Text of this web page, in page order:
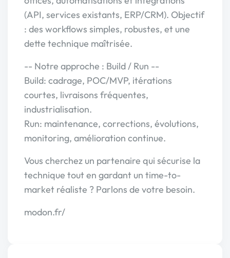
(API, services existants, ERP/CRM). Objectif
: des workflows simples, robustes, et une
dette technique maîtrisée.
-- Notre approche : Build / Run --
Build: cadrage, POC/MVP, itérations
courtes, livraisons fréquentes,
industrialisation.
Run: maintenance, corrections, évolutions,
monitoring, amélioration continue.
Vous cherchez un partenaire qui sécurise la
technique tout en gardant un time-to-
market réaliste ? Parlons de votre besoin.
modon.fr/